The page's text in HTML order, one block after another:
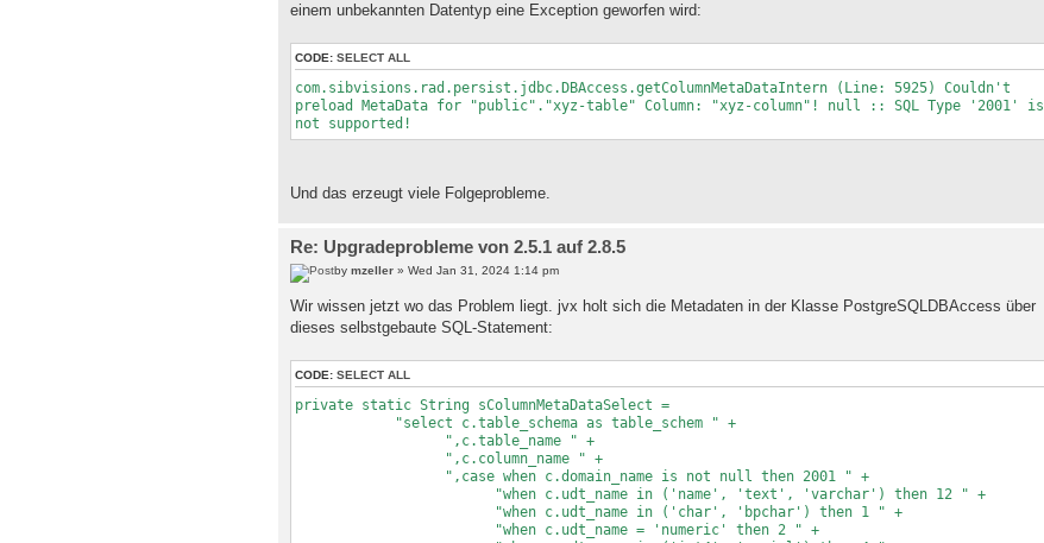
einem unbekannten Datentyp eine Exception geworfen wird:
CODE: SELECT ALL
com.sibvisions.rad.persist.jdbc.DBAccess.getColumnMetaDataIntern (Line: 5925) Couldn't
preload MetaData for "public"."xyz-table" Column: "xyz-column"! null :: SQL Type '2001' is
not supported!
Und das erzeugt viele Folgeprobleme.
Re: Upgradeprobleme von 2.5.1 auf 2.8.5
by mzeller » Wed Jan 31, 2024 1:14 pm
Wir wissen jetzt wo das Problem liegt. jvx holt sich die Metadaten in der Klasse PostgreSQLDBAccess über
dieses selbstgebaute SQL-Statement:
CODE: SELECT ALL
private static String sColumnMetaDataSelect =
"select c.table_schema as table_schem " +
",c.table_name " +
",c.column_name " +
",case when c.domain_name is not null then 2001 " +
"when c.udt_name in ('name', 'text', 'varchar') then 12 " +
"when c.udt_name in ('char', 'bpchar') then 1 " +
"when c.udt_name = 'numeric' then 2 " +